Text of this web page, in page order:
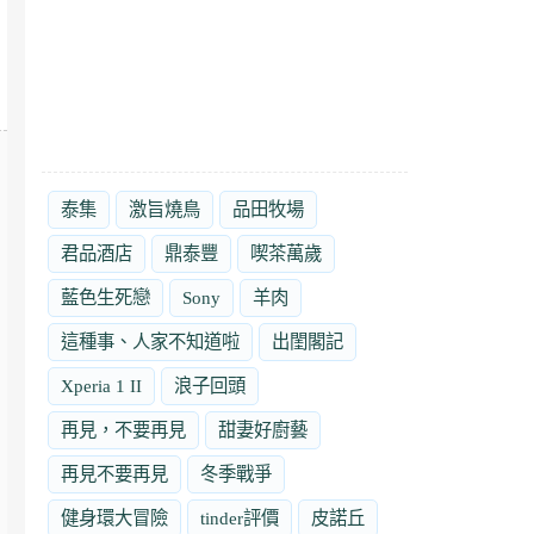
泰集 激旨燒鳥 品田牧場
君品酒店 鼎泰豐 喫茶萬歲
藍色生死戀 Sony 羊肉
這種事、人家不知道啦 出閨閣記
Xperia 1 II 浪子回頭
再見，不要再見 甜妻好廚藝
再見不要再見 冬季戰爭
健身環大冒險 tinder評價 皮諾丘